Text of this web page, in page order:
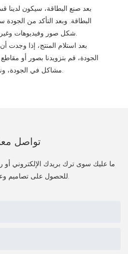
بعد صنع البطاقة، سيكون
البطاقة. وبعد التأكد من
شكل صور وفيديوهات وغيرها ومن ثم نقوم بشحنها.
بعد استلام المنتج، إذا وجدت
الجودة، قم بتزويدنا بصور أو مقاطع
مشاكل في الجودة، ونعدك بإعادة صنعها مجانًا.
تواصل
ما عليك سوى ترك بريدك الإلكتروني أو